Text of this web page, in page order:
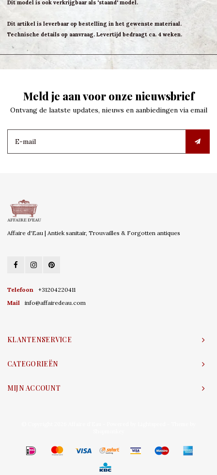
Dit model is ook verkrijgbaar als 'staand' model.
Dit artikel is leverbaar op bestelling in het gewenste materiaal.
Technische details op aanvraag. Levertijd bedraagt ca. 4 weken.
Meld je aan voor onze nieuwsbrief
Ontvang de laatste updates, nieuws en aanbiedingen via email
Affaire d'Eau | Antiek sanitair, Trouvailles & Forgotten antiques
Telefoon
+31204220411
Mail
info@affairedeau.com
KLANTENSERVICE
CATEGORIEËN
MIJN ACCOUNT